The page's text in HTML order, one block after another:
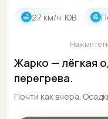
27 км/ч· ЮВ
Жарко — лёгкая
перегрева.
Почти как вчера.
Нажмите